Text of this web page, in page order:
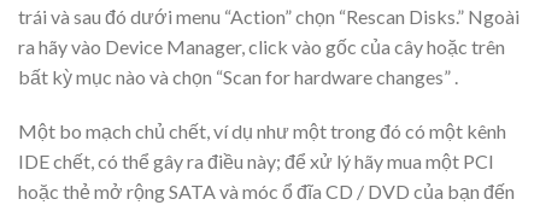
trái và sau đó dưới menu “Action” chọn “Rescan Disks.” Ngoài
ra hãy vào Device Manager, click vào gốc của cây hoặc trên
bất kỳ mục nào và chọn “Scan for hardware changes” .
Một bo mạch chủ chết, ví dụ như một trong đó có một kênh
IDE chết, có thể gây ra điều này; để xử lý hãy mua một PCI
hoặc thẻ mở rộng SATA và móc ổ đĩa CD / DVD của bạn đến